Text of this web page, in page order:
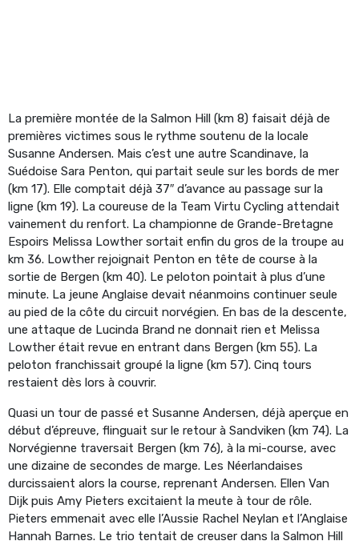
La première montée de la Salmon Hill (km 8) faisait déjà de
premières victimes sous le rythme soutenu de la locale
Susanne Andersen. Mais c’est une autre Scandinave, la
Suédoise Sara Penton, qui partait seule sur les bords de mer
(km 17). Elle comptait déjà 37″ d’avance au passage sur la
ligne (km 19). La coureuse de la Team Virtu Cycling attendait
vainement du renfort. La championne de Grande-Bretagne
Espoirs Melissa Lowther sortait enfin du gros de la troupe au
km 36. Lowther rejoignait Penton en tête de course à la
sortie de Bergen (km 40). Le peloton pointait à plus d’une
minute. La jeune Anglaise devait néanmoins continuer seule
au pied de la côte du circuit norvégien. En bas de la descente,
une attaque de Lucinda Brand ne donnait rien et Melissa
Lowther était revue en entrant dans Bergen (km 55). La
peloton franchissait groupé la ligne (km 57). Cinq tours
restaient dès lors à couvrir.
Quasi un tour de passé et Susanne Andersen, déjà aperçue en
début d’épreuve, flinguait sur le retour à Sandviken (km 74). La
Norvégienne traversait Bergen (km 76), à la mi-course, avec
une dizaine de secondes de marge. Les Néerlandaises
durcissaient alors la course, reprenant Andersen. Ellen Van
Dijk puis Amy Pieters excitaient la meute à tour de rôle.
Pieters emmenait avec elle l’Aussie Rachel Neylan et l’Anglaise
Hannah Barnes. Le trio tentait de creuser dans la Salmon Hill